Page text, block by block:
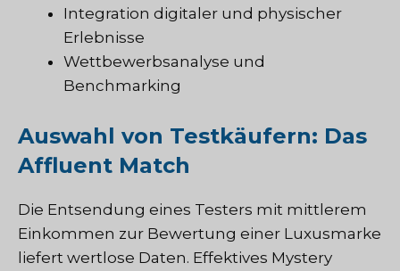
Integration digitaler und physischer
Erlebnisse
Wettbewerbsanalyse und
Benchmarking
Auswahl von Testkäufern: Das
Affluent Match
Die Entsendung eines Testers mit mittlerem
Einkommen zur Bewertung einer Luxusmarke
liefert wertlose Daten. Effektives Mystery